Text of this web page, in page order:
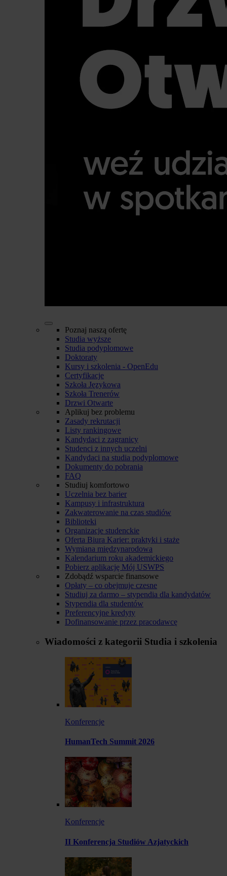
Poznaj naszą ofertę
Studia wyższe
Studia podyplomowe
Doktoraty
Kursy i szkolenia - OpenEdu
Certyfikacje
Szkoła Językowa
Szkoła Trenerów
Drzwi Otwarte
Aplikuj bez problemu
Zasady rekrutacji
Listy rankingowe
Kandydaci z zagranicy
Studenci z innych uczelni
Kandydaci na studia podyplomowe
Dokumenty do pobrania
FAQ
Studiuj komfortowo
Uczelnia bez barier
Kampusy i infrastruktura
Zakwaterowanie na czas studiów
Biblioteki
Organizacje studenckie
Oferta Biura Karier: praktyki i staże
Wymiana międzynarodowa
Kalendarium roku akademickiego
Pobierz aplikację Mój USWPS
Zdobądź wsparcie finansowe
Opłaty – co obejmuje czesne
Studiuj za darmo – stypendia dla kandydatów
Stypendia dla studentów
Preferencyjne kredyty
Dofinansowanie przez pracodawcę
Wiadomości z kategorii Studia i szkolenia
Konferencje
HumanTech Summit 2026
Konferencje
II Konferencja Studiów Azjatyckich